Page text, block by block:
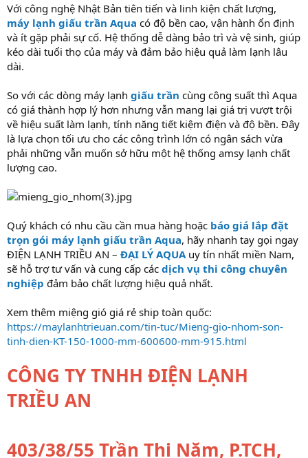
Với công nghệ Nhật Bản tiên tiến và linh kiện chất lượng,
máy lạnh giấu trần Aqua có độ bền cao, vận hành ổn định
và ít gặp phải sự cố. Hệ thống dễ dàng bảo trì và vệ sinh, giúp
kéo dài tuổi thọ của máy và đảm bảo hiệu quả làm lạnh lâu
dài.
So với các dòng máy lạnh giấu trần cùng công suất thì Aqua
có giá thành hợp lý hơn nhưng vẫn mang lại giá trị vượt trội
về hiệu suất làm lạnh, tính năng tiết kiệm điện và độ bền. Đây
là lựa chọn tối ưu cho các công trình lớn có ngân sách vừa
phải những vẫn muốn sở hữu một hệ thống amsy lạnh chất
lượng cao.
Quý khách có nhu cầu cần mua hàng hoặc báo giá lắp đặt
trọn gói máy lạnh giấu trần Aqua, hãy nhanh tay gọi ngay
ĐIỆN LẠNH TRIỀU AN – ĐẠI LÝ AQUA uy tín nhất miền Nam,
sẽ hỗ trợ tư vấn và cung cấp các dịch vụ thi công chuyên
nghiệp đảm bảo chất lượng hiệu quả nhất.
Xem thêm miệng gió giá rẻ ship toàn quốc:
https://maylanhtrieuan.com/tin-tuc/Mieng-gio-nhom-son-
tinh-dien-KT-150-1000-mm-600600-mm-915.html
CÔNG TY TNHH ĐIỆN LẠNH
TRIỀU AN
403/38/55 Trần Thị Năm, P.TCH,